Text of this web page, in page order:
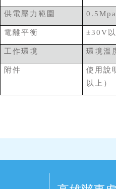
供電壓力範圍 0.5Mpa
電離平衡
±30V
工作環境
環境溫
附件
使用說
以上）